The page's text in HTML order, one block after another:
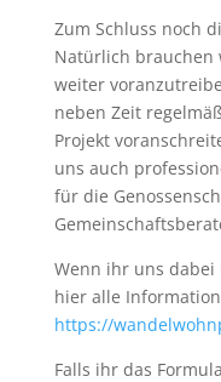
Zum Schluss noch
Natürlich brauchen
weiter
neben Zeit
Projekt
uns auch
für die
Wenn ihr uns
hier alle
https://
Falls ihr das